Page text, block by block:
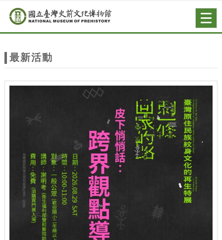
站
主
跳到主要內容
網站導覽
最新活動